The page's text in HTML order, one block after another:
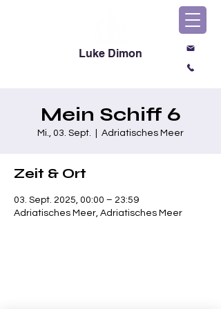
Luke Dimon
Mein Schiff 6
Mi., 03. Sept. Adriatisches Meer
Zeit & Ort
03. Sept. 2025, 00:00 – 23:59
Adriatisches Meer, Adriatisches Meer